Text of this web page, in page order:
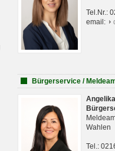
Tel.Nr.:
email:
Bürgerservice /
Wahlen
Tel.: